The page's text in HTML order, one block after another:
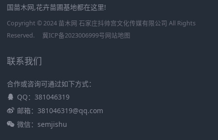
国苗木网,花卉苗圃基地都在这里!
Copyright © 2024 苗木网 石家庄抖帅宫文化传媒有限公司 All Rights
Reserved.
冀ICP备2023006999号网站地图
联系我们
合作或咨询可通过如下方式：
QQ：381046319
邮箱：381046319@qq.com
微信：semjishu